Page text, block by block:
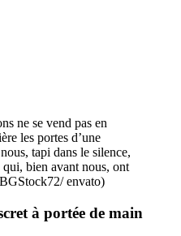
ne se vend pas en
les portes d’une
tapi dans le silence,
bien avant nous, ont
envato)
à portée de main